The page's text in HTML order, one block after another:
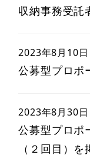
収納事務受託
公募型プロポ
2023年8月10日
公募型プロポ
（２回目）を
2023年8月30日